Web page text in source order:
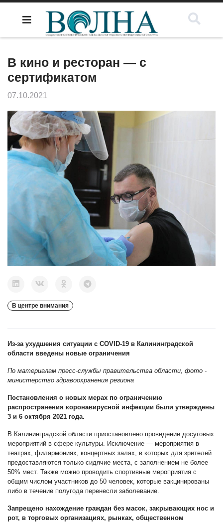
В кино и ресторан — с
сертификатом
07.10.2021
В центре внимания
Из-за ухудшения ситуации с COVID-19 в Калининградской
области введены новые ограничения
По материалам пресс-службы правительства области, фото -
министерство здравоохранения региона
Постановления о новых мерах по ограничению
распространения коронавирусной инфекции были утверждены
3 и 6 октября 2021 года.
В Калининградской области приостановлено проведение досуговых
мероприятий в сфере культуры. Исключение — мероприятия в
театрах, филармониях, концертных залах, в которых для зрителей
предоставляются только сидячие места, с заполнением не более
50% мест. Также можно проводить спортивные мероприятия с
общим числом участников до 50 человек, которые вакцинированы
либо в течение полугода перенесли заболевание.
Запрещено нахождение граждан без масок, закрывающих нос и
рот, в торговых организациях, рынках, общественном